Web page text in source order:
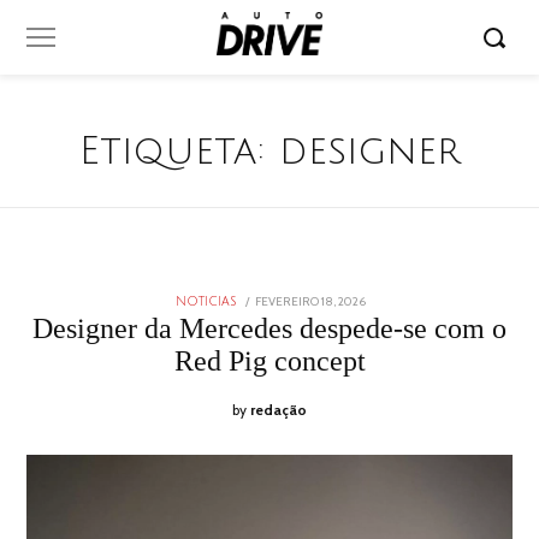
Etiqueta: designer
NOTICIAS
POSTED
ON
FEVEREIRO 18, 2026
18,
2026
Designer da Mercedes despede-se com o
Red Pig concept
by redação